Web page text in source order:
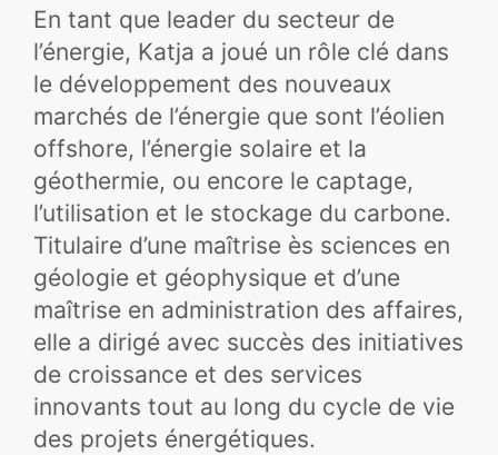
En tant que leader du secteur de
l’énergie, Katja a joué un rôle clé dans
le développement des nouveaux
marchés de l’énergie que sont l’éolien
offshore, l’énergie solaire et la
géothermie, ou encore le captage,
l’utilisation et le stockage du carbone.
Titulaire d’une maîtrise ès sciences en
géologie et géophysique et d’une
maîtrise en administration des affaires,
elle a dirigé avec succès des initiatives
de croissance et des services
innovants tout au long du cycle de vie
des projets énergétiques.